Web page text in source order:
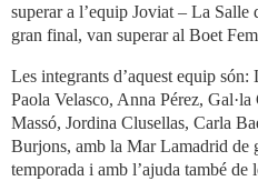
superar a l’equip Joviat – La Salle
gran final, van superar al Boet
Les integrants d’aquest equip
Paola Velasco, Anna Pérez,
Massó, Jordina Clusellas, Carla
Burjons, amb la Mar Lamadrid de
temporada i amb l’ajuda també